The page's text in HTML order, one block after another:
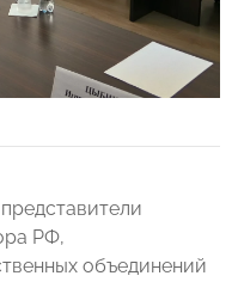
РФ,
объединений